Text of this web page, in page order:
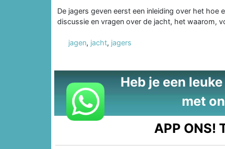
De jagers geven eerst een inleiding over het
discussie en vragen over de jacht, het waarom,
jagen, jacht, jagers
Heb je een
met
APP ONS!